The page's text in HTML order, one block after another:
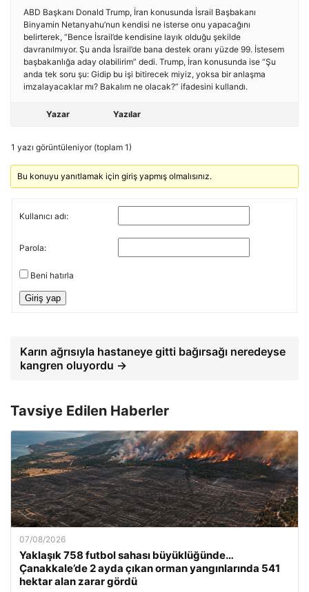
ABD Başkanı Donald Trump, İran konusunda İsrail Başbakanı
Binyamin Netanyahu’nun kendisi ne isterse onu yapacağını
belirterek, “Bence İsrail’de kendisine layık olduğu şekilde
davranılmıyor. Şu anda İsrail’de bana destek oranı yüzde 99. İstesem
başbakanlığa aday olabilirim” dedi. Trump, İran konusunda ise “Şu
anda tek soru şu: Gidip bu işi bitirecek miyiz, yoksa bir anlaşma
imzalayacaklar mı? Bakalım ne olacak?” ifadesini kullandı.
Yazar Yazılar
1 yazı görüntüleniyor (toplam 1)
Bu konuyu yanıtlamak için giriş yapmış olmalısınız.
Kullanıcı adı:
Parola:
Beni hatırla
Giriş yap
Karın ağrısıyla hastaneye gitti bağırsağı neredeyse
kangren oluyordu →
Tavsiye Edilen Haberler
07/08/2026
Yaklaşık 758 futbol sahası büyüklüğünde…
Çanakkale’de 2 ayda çıkan orman yangınlarında 541
hektar alan zarar gördü